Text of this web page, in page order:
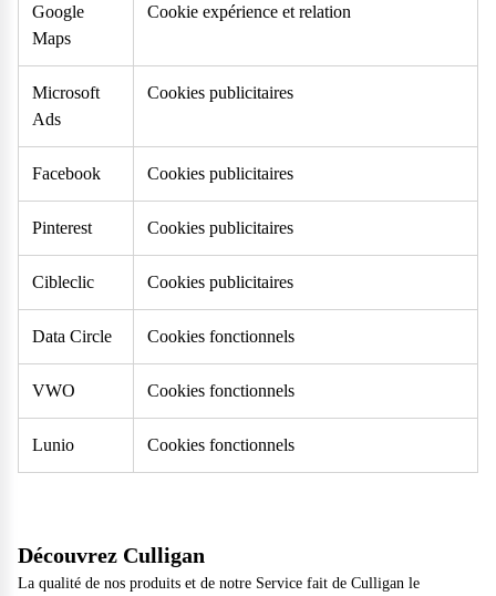
Google
Maps
Cookie expérience et relation
Microsoft
Ads
Cookies publicitaires
Facebook Cookies publicitaires
Pinterest Cookies publicitaires
Cibleclic Cookies publicitaires
Data Circle Cookies fonctionnels
VWO Cookies fonctionnels
Lunio Cookies fonctionnels
Découvrez Culligan
La qualité de nos produits et de notre Service fait de Culligan le
Questions fréquentes
Consultez notre page de FAQ pour trouver toutes les réponses à
Consulter notre FAQ
Service après-vente
Vous avez des demandes sur l’entretien, le suivi et le dépannage
de votre matériel ? Culligan est là pour vous
Contactez notre service client